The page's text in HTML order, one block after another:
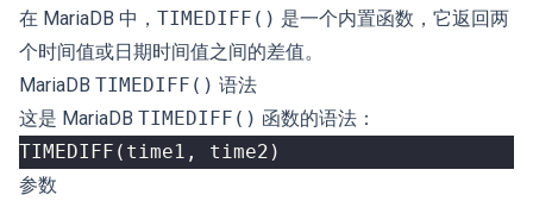
在 MariaDB 中， TIMEDIFF() 是一个内置函数，它返回两
个时间值或日期时间值之间的差值。
MariaDB TIMEDIFF() 语法
这是 MariaDB TIMEDIFF() 函数的语法：
TIMEDIFF ( time1 , time2 )
参数